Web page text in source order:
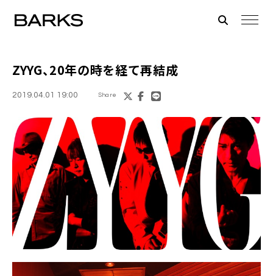
ZYYG、20年の時を経て再結成
2019.04.01 19:00 Share